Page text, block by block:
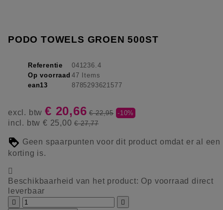
PODO TOWELS GROEN 500ST
Referentie
041236.4
Op voorraad 47 Items
ean13
8785293621577
excl. btw € 20,66 € 22,95 -10%
incl. btw € 25,00 € 27,77
Geen spaarpunten voor dit product omdat er al een
korting is.

Beschikbaarheid van het product: Op voorraad direct
leverbaar

